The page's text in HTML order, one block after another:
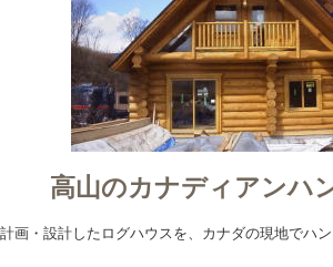
高山のカナディアンハ
計画・設計したログハウスを、カナダの現地でハ